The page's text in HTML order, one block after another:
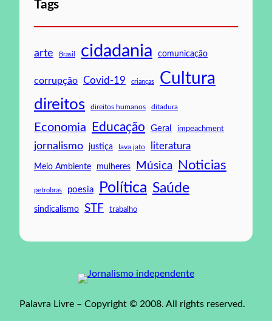
Tags
arte Brasil cidadania comunicação
corrupção Covid-19 crianças Cultura
direitos direitos humanos ditadura
Economia Educação Geral impeachment
jornalismo justiça lava jato literatura
Meio Ambiente mulheres Música Noticias
petrobras poesia Política Saúde
sindicalismo STF trabalho
Palavra Livre – Copyright © 2008. All rights reserved.